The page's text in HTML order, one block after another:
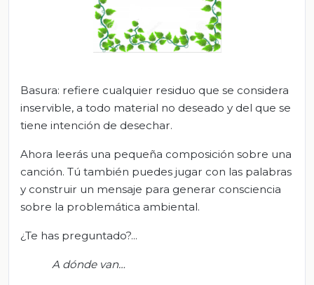
Basura: refiere cualquier residuo que se considera
inservible, a todo material no deseado y del que se
tiene intención de desechar.
Ahora leerás una pequeña composición sobre una
canción. Tú también puedes jugar con las palabras
y construir un mensaje para generar consciencia
sobre la problemática ambiental.
¿Te has preguntado?...
A dónde van…